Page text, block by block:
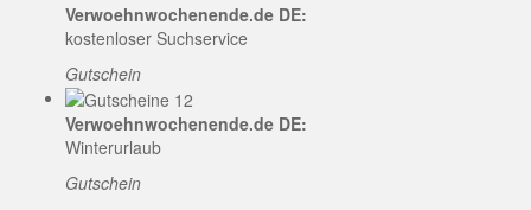
Verwoehnwochenende.de DE:
kostenloser Suchservice
Gutschein
Verwoehnwochenende.de DE:
Winterurlaub
Gutschein